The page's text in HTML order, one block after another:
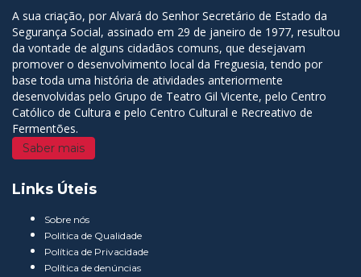
A sua criação, por Alvará do Senhor Secretário de Estado da
Segurança Social, assinado em 29 de janeiro de 1977, resultou
da vontade de alguns cidadãos comuns, que desejavam
promover o desenvolvimento local da Freguesia, tendo por
base toda uma história de atividades anteriormente
desenvolvidas pelo Grupo de Teatro Gil Vicente, pelo Centro
Católico de Cultura e pelo Centro Cultural e Recreativo de
Fermentões.
Saber mais
Links Úteis
Sobre nós
Politica de Qualidade
Política de Privacidade
Política de denúncias